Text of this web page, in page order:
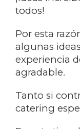
todos!
Por esta
algunas
experiencia
agradable.
Tanto si
catering